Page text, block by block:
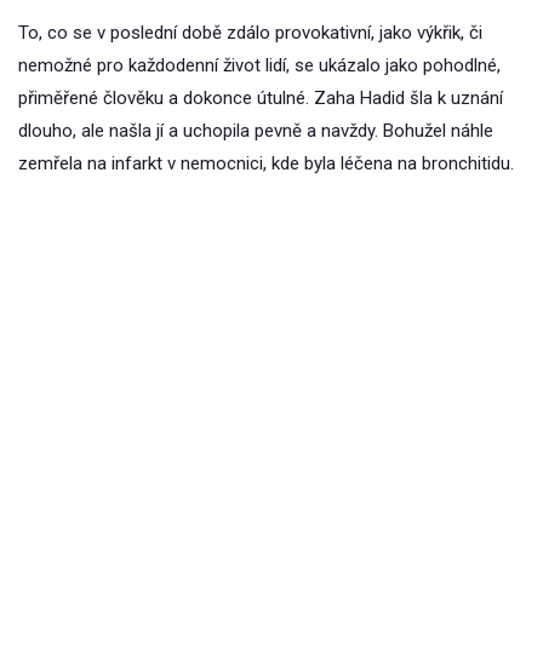
To, co se v poslední době zdálo provokativní, jako výkřik, či
nemožné pro každodenní život lidí, se ukázalo jako pohodlné,
přiměřené člověku a dokonce útulné. Zaha Hadid šla k uznání
dlouho, ale našla jí a uchopila pevně a navždy. Bohužel náhle
zemřela na infarkt v nemocnici, kde byla léčena na bronchitidu.